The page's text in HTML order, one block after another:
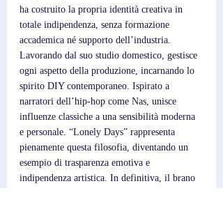
ha costruito la propria identità creativa in
totale indipendenza, senza formazione
accademica né supporto dell’industria.
Lavorando dal suo studio domestico, gestisce
ogni aspetto della produzione, incarnando lo
spirito DIY contemporaneo. Ispirato a
narratori dell’hip-hop come Nas, unisce
influenze classiche a una sensibilità moderna
e personale. “Lonely Days” rappresenta
pienamente questa filosofia, diventando un
esempio di trasparenza emotiva e
indipendenza artistica. In definitiva, il brano